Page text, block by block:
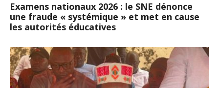
Examens nationaux 2026 : le SNE dénonce
une fraude « systémique » et met en cause
les autorités éducatives